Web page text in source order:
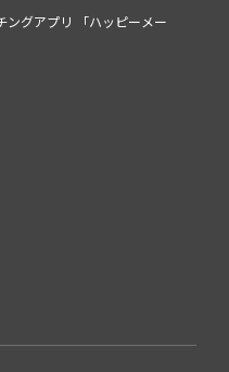
ングアプリ 「ハッピーメー